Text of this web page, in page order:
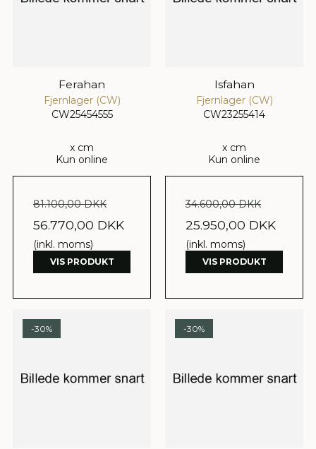
Ferahan
Fjernlager (CW)
CW25454555
x cm
Kun online
81.100,00 DKK
56.770,00 DKK
(inkl. moms)
VIS PRODUKT
Isfahan
Fjernlager (CW)
CW23255414
x cm
Kun online
34.600,00 DKK
25.950,00 DKK
(inkl. moms)
VIS PRODUKT
-30% -30%